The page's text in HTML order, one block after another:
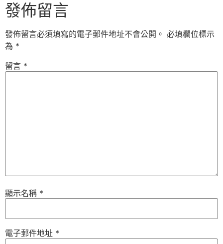
發佈留言
發佈留言必須填寫的電子郵件地址不會公開。 必填欄位標示
為 *
留言 *
顯示名稱 *
電子郵件地址 *